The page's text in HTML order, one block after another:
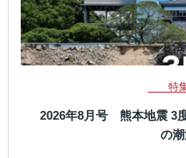
特
2026年8月号 熊本地震 3
の